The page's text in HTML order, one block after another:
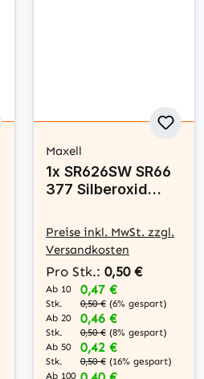
Maxell
1x SR626SW SR66
377 Silberoxid
1,55 V
Preise inkl. MwSt. zzgl.
Versandkosten
Pro Stk.: 0,50 €
Ab 10
Stk.
0,47 €
0,50 € (6% gespart)
Ab 20
Stk.
0,46 €
0,50 € (8% gespart)
Ab 50
Stk.
0,42 €
0,50 € (16% gespart)
Ab 100